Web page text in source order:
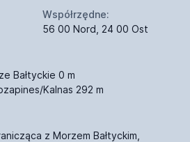
Współrzędne:
56 00 Nord, 24 00 Ost
Bałtyckie 0 m
Kalnas 292 m
z Morzem Bałtyckim,